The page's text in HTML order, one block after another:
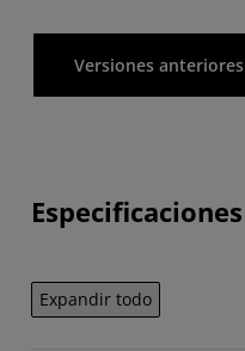
Versiones anteriores
Especificaciones
Expandir todo